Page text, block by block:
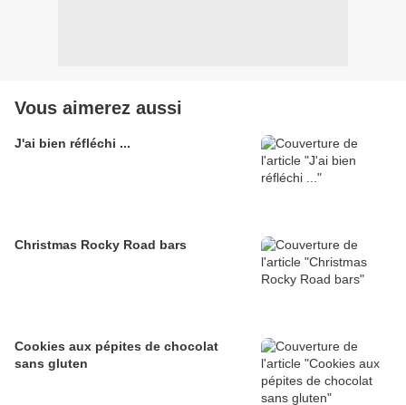
Vous aimerez aussi
J'ai bien réfléchi ...
Christmas Rocky Road bars
Cookies aux pépites de chocolat
sans gluten